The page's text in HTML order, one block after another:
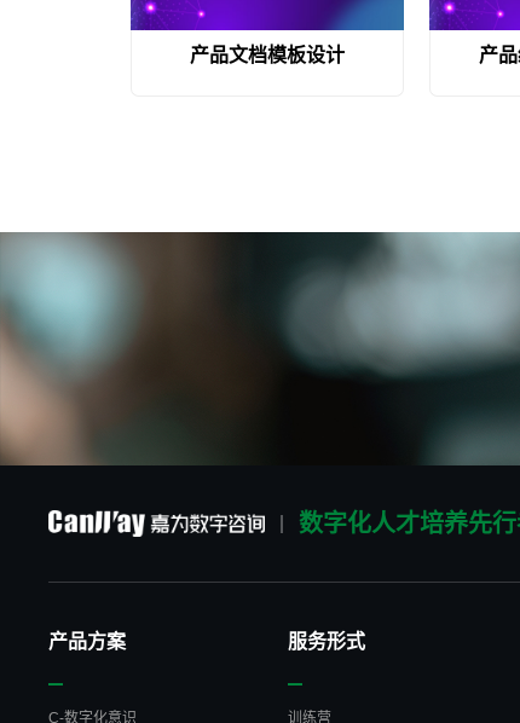
产品文档模板设计 产
数字化人才培养先
产品方案
C-数字化意识
服务形式
训练营